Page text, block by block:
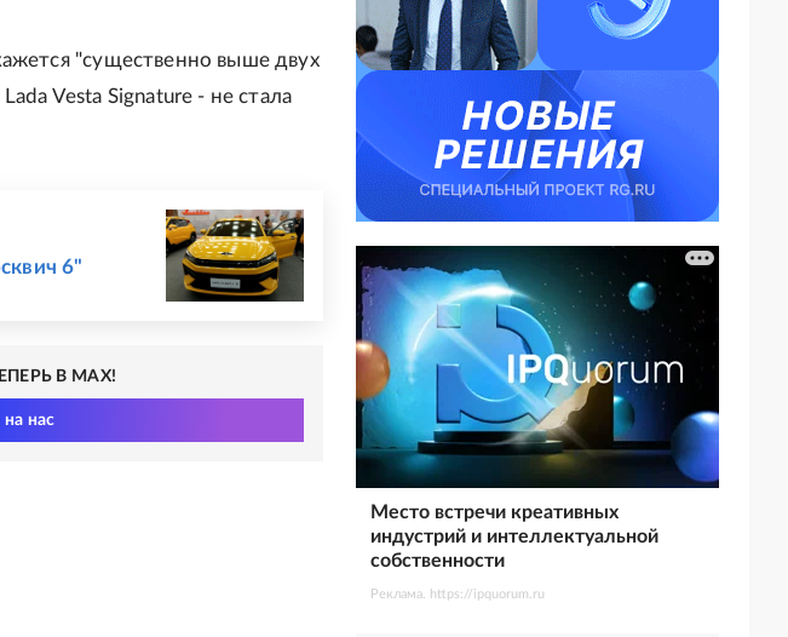
"существенно выше двух
Vesta Signature - не стала
6"
В MAX!
нас
Место встречи креативных
индустрий и интеллектуальной
собственности
Реклама. https://ipquorum.ru